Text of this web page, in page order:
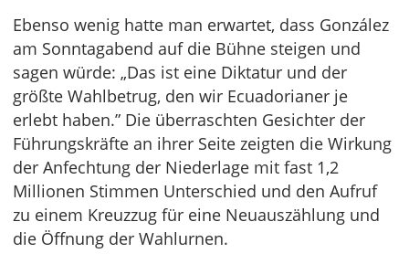
Ebenso wenig hatte man erwartet, dass González
am Sonntagabend auf die Bühne steigen und
sagen würde: „Das ist eine Diktatur und der
größte Wahlbetrug, den wir Ecuadorianer je
erlebt haben.” Die überraschten Gesichter der
Führungskräfte an ihrer Seite zeigten die Wirkung
der Anfechtung der Niederlage mit fast 1,2
Millionen Stimmen Unterschied und den Aufruf
zu einem Kreuzzug für eine Neuauszählung und
die Öffnung der Wahlurnen.